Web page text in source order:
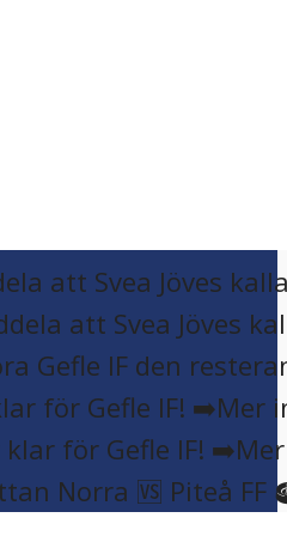
att Svea Jöves
för Gefle IF! ➡️Mer
Norra 🆚 Piteå FF